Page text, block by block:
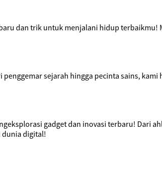
dan trik untuk menjalani hidup
sejarah hingga pecinta sains,
gadget dan inovasi terbaru! Dari
digital!